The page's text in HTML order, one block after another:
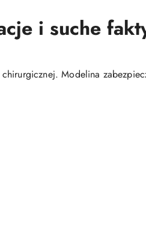
i suche
Modelina